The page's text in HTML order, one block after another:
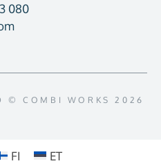
080
© COMBI WORKS 2026
FI ET